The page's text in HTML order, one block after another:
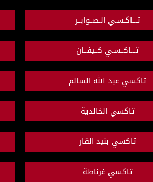
تـــاكـسـي الـصــوابــر
تـــاكــسـي كــيفــان
تاكسي عبد الله السالم
تاكسي الخالدية
تاكسي بنيد القار
تاكسي غرناطة